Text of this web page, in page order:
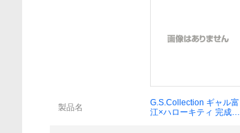
製品名
G.S.Collection ギャル富
江×ハローキティ 完成品